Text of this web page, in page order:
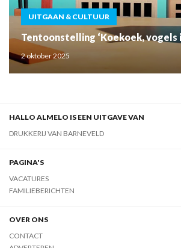
UITGAAN & CULTUUR
Tentoonstelling ‘Koekoek, vogels
2 oktober 2025
HALLO ALMELO IS EEN UITGAVE VAN
DRUKKERIJ VAN BARNEVELD
PAGINA'S
VACATURES
FAMILIEBERICHTEN
OVER ONS
CONTACT